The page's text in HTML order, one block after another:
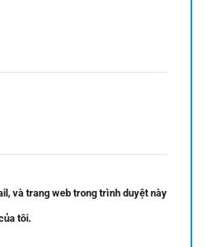
và trang web trong trình duyệt này
tôi.